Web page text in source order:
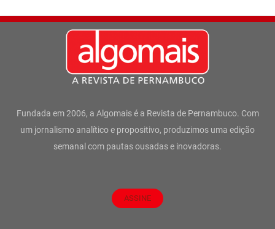
Fundada em 2006, a Algomais é a Revista de Pernambuco. Com
um jornalismo analítico e propositivo, produzimos uma edição
semanal com pautas ousadas e inovadoras.
ASSINE